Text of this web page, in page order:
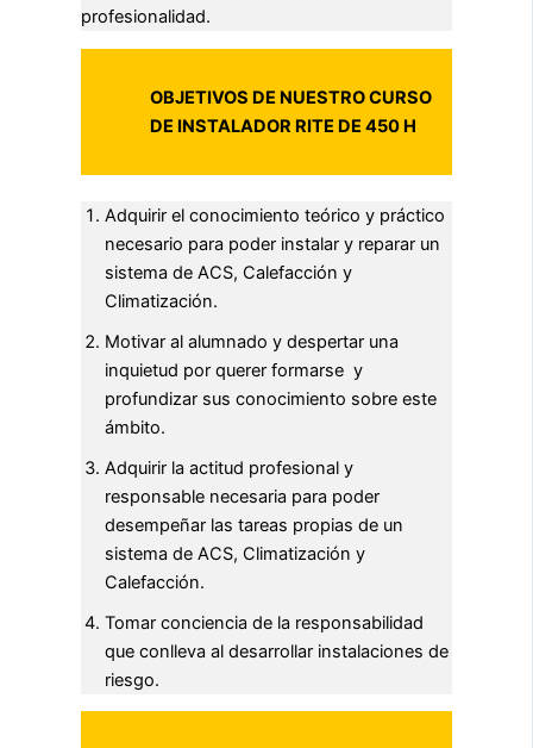
profesionalidad.
OBJETIVOS DE NUESTRO CURSO
DE INSTALADOR RITE DE 450 H
Adquirir el conocimiento teórico y práctico
necesario para poder instalar y reparar un
sistema de ACS, Calefacción y
Climatización.
Motivar al alumnado y despertar una
inquietud por querer formarse y
profundizar sus conocimiento sobre este
ámbito.
Adquirir la actitud profesional y
responsable necesaria para poder
desempeñar las tareas propias de un
sistema de ACS, Climatización y
Calefacción.
Tomar conciencia de la responsabilidad
que conlleva al desarrollar instalaciones de
riesgo.